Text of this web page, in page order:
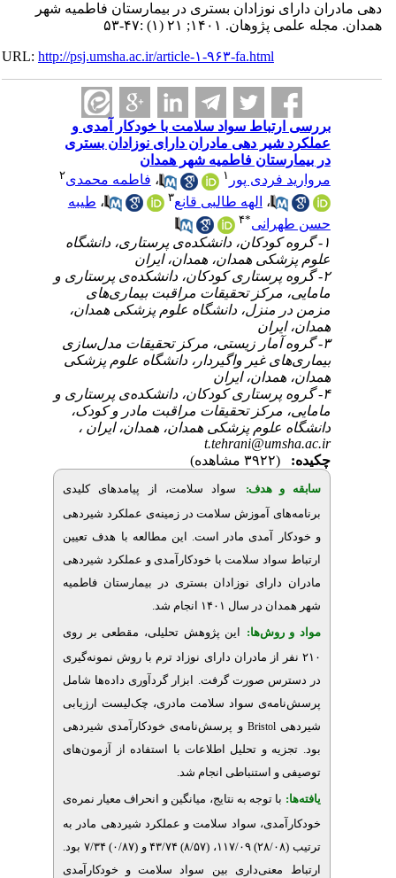
نوزادان بستری در بیمارستان فاطمیه شهر
۲۱ (۱) :۴۷-۵۳
URL:http://psj.umsha.ac.ir/article-۱-۹۶۳-fa.html
سواد سلامت با خودکار آمدی و
دهی مادران دارای نوزادان بستری
فاطمیه شهر همدان
،فاطمه محمدی ۲
الهه طالبی قانع۳ ،طیبه
کودکان، دانشکده‌ی ‌پرستاری، دانشگاه
همدان، همدان، ایران
پرستاری کودکان، دانشکده‌ی پرستاری و
مرکز تحقیقات مراقبت بیماری‌های
دانشگاه علوم پزشکی همدان،
آمار زیستی، مرکز تحقیقات مدل‌سازی
غیر واگیردار، دانشگاه علوم پزشکی
ایران
پرستاری کودکان، دانشکده‌ی پرستاری و
مرکز تحقیقات مراقبت مادر و کودک،
پزشکی همدان، همدان، ایران ،
سواد سلامت، از پیامدهای کلیدی
آموزش سلامت در زمینه‌ی عملکرد شیردهی
آمدی مادر است. این مطالعه با هدف تعیین
سلامت با خودکارآمدی و عملکرد شیردهی
نوزادان بستری در بیمارستان فاطمیه
این پژوهش تحلیلی، مقطعی بر روی
از مادران دارای نوزاد ترم با روش نمونه‌گیری
صورت گرفت. ابزار گردآوری داده‌ها شامل
سواد سلامت مادری، چک‌لیست ارزیابی
و پرسش‌نامه‌ی خودکارآمدی شیردهی
و تحلیل اطلاعات با استفاده از آزمون‌های
استنباطی انجام شد.
با توجه به نتایج، میانگین و انحراف معیار نمره‌ی
سواد سلامت و عملکرد شیردهی مادر به
ترتیب (۲۸/۰۸) ۱۱۷/۰۹، (۸/۵۷) ۴۳/۷۴ و (۰/۸۷) ۷/۳۴ بود.
معنی‌داری بین سواد سلامت و خودکارآمدی